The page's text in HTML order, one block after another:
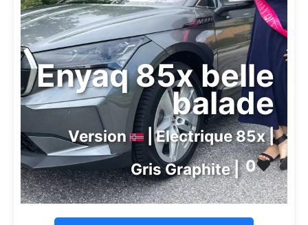
Enyaq 85x belle
balade
Version
| Electrique 85x |
Gris Graphite |0❤️